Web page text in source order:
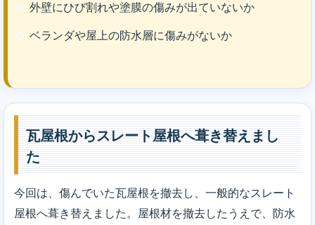
外壁にひび割れや塗膜の傷みが出ていないか
ベランダや屋上の防水層に傷みがないか
瓦屋根からスレート屋根へ葺き替えまし
た
今回は、傷んでいた瓦屋根を撤去し、一般的なスレート
屋根へ葺き替えました。屋根材を撤去したうえで、防水